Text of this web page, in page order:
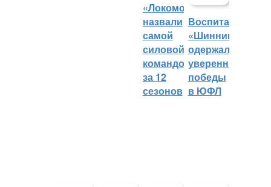
«Локомотив»
назвали
самой
силовой
командой
за 12
сезонов
Воспитанники
«Шинника»
одержали
уверенные
победы
в ЮФЛ